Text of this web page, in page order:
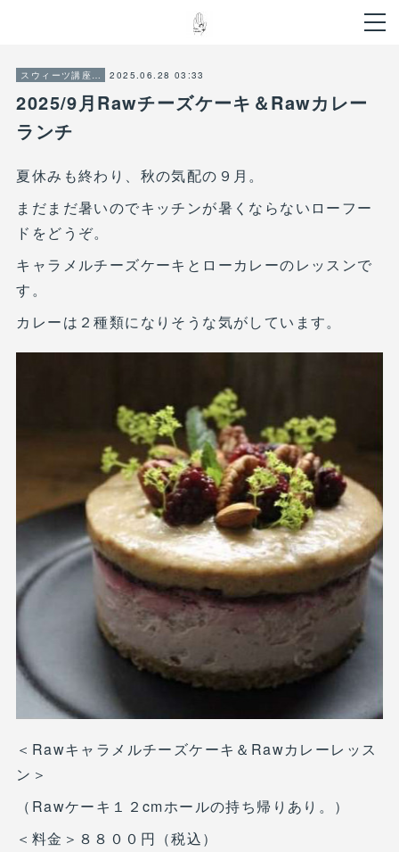
スウィーツ講座ご案内 2025.06.28 03:33
2025/9月Rawチーズケーキ＆Rawカレー
ランチ
夏休みも終わり、秋の気配の９月。
まだまだ暑いのでキッチンが暑くならないローフー
ドをどうぞ。
キャラメルチーズケーキとローカレーのレッスンで
す。
カレーは２種類になりそうな気がしています。
＜Rawキャラメルチーズケーキ＆Rawカレーレッス
ン＞
（Rawケーキ１２cmホールの持ち帰りあり。）
＜料金＞８８００円（税込）